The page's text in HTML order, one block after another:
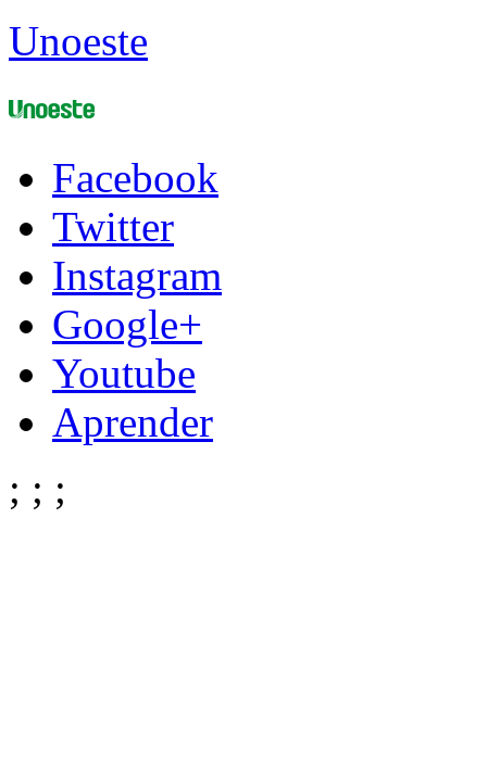
Unoeste
Facebook
Twitter
Instagram
Google+
Youtube
Aprender
; ; ;